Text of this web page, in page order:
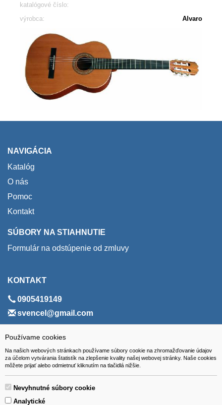
Používame cookies
Na našich webových stránkach používame súbory cookie na zhromažďovanie údajov
za účelom vytvárania štatistík na zlepšenie kvality našej webovej stránky. Naše cookies
môžete prijať alebo odmietnuť kliknutím na tlačidlá nižšie.
Nevyhnutné súbory cookie
Analytické
katalógové číslo:
výrobca:
Alvaro
NAVIGÁCIA
Katalóg
O nás
Pomoc
Kontakt
SÚBORY NA STIAHNUTIE
Formulár na odstúpenie od zmluvy
KONTAKT
0905419149
svencel@gmail.com
ADRESA
VEST - tech s.r.o.
Hviezdoslavova 280/6, 965 01 Žiar nad Hronom
Slovakia (Slovak Republic)